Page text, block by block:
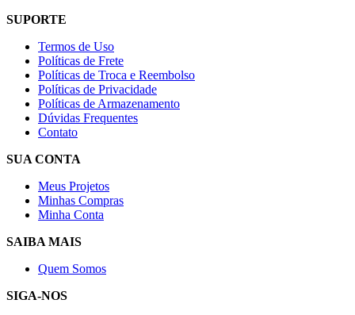
SUPORTE
Termos de Uso
Políticas de Frete
Políticas de Troca e Reembolso
Políticas de Privacidade
Políticas de Armazenamento
Dúvidas Frequentes
Contato
SUA CONTA
Meus Projetos
Minhas Compras
Minha Conta
SAIBA MAIS
Quem Somos
SIGA-NOS